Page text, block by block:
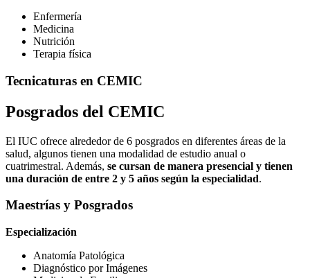
Enfermería
Medicina
Nutrición
Terapia física
Tecnicaturas en CEMIC
Posgrados del CEMIC
El IUC ofrece alrededor de 6 posgrados en diferentes áreas de la
salud, algunos tienen una modalidad de estudio anual o
cuatrimestral. Además, se cursan de manera presencial y tienen
una duración de entre 2 y 5 años según la especialidad.
Maestrías y Posgrados
Especialización
Anatomía Patológica
Diagnóstico por Imágenes